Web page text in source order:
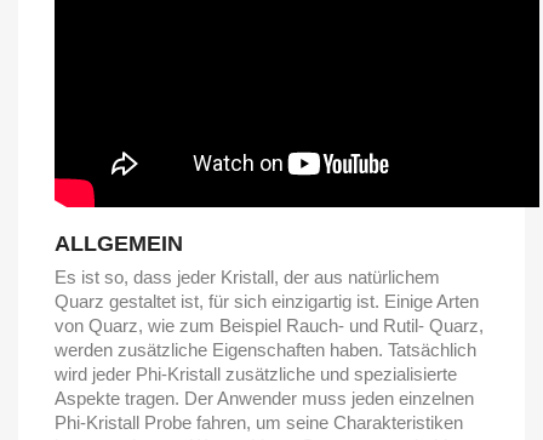
ALLGEMEIN
Es ist so, dass jeder Kristall, der aus natürlichem
Quarz gestaltet ist, für sich einzigartig ist. Einige Arten
von Quarz, wie zum Beispiel Rauch- und Rutil- Quarz,
werden zusätzliche Eigenschaften haben. Tatsächlich
wird jeder Phi-Kristall zusätzliche und spezialisierte
Aspekte tragen. Der Anwender muss jeden einzelnen
Phi-Kristall Probe fahren, um seine Charakteristiken